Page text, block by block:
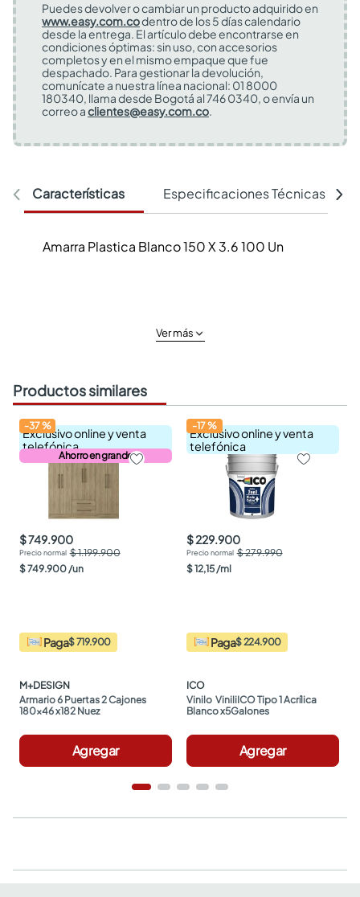
Puedes devolver o cambiar un producto adquirido en
www.easy.com.codentro de los 5 días calendario
desde la entrega. El artículo debe encontrarse en
condiciones óptimas: sin uso, con accesorios
completos y en el mismo empaque que fue
despachado. Para gestionar la devolución,
comunícate a nuestra línea nacional: 01 8000
180340, llama desde Bogotá al 746 0340, o envía un
correo aclientes@easy.com.co.
Características Especificaciones Técnicas
Amarra Plastica Blanco 150 X 3.6 100 Un
Ver más
Productos similares
Exclusivo online y venta
telefónica
Ahorro en grande
-37%
$ 749.900
$ 1.199.900
$749.900 /un
Paga$ 719.900
M+DESIGN
Armario 6 Puertas 2 Cajones
180x46 x182 Nuez
Agregar
Exclusivo online y venta
telefónica
-17%
$ 229.900
$ 279.990
$12,15 /ml
Paga$ 224.900
ICO
Vinilo  ViniliICO Tipo 1 Acrílica
Blanco x5Galones
Agregar